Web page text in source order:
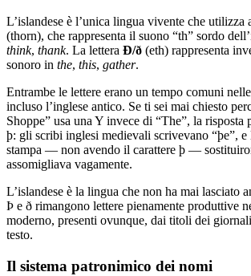
L’islandese è l’unica lingua vivente che utilizza
(thorn), che rappresenta il suono “th” sordo
think, thank. La lettera Ð/ð (eth) rappresenta
sonoro in the, this, gather.
Entrambe le lettere erano un tempo comuni
incluso l’inglese antico. Se ti sei mai chiesto
Shoppe” usa una Y invece di “The”, la risposta
þ: gli scribi inglesi medievali scrivevano “þe”, e
stampa — non avendo il carattere þ —
assomigliava vagamente.
L’islandese è la lingua che non ha mai lasciato
Þ e ð rimangono lettere pienamente produttive
moderno, presenti ovunque, dai titoli dei
testo.
Il sistema patronimico dei nomi